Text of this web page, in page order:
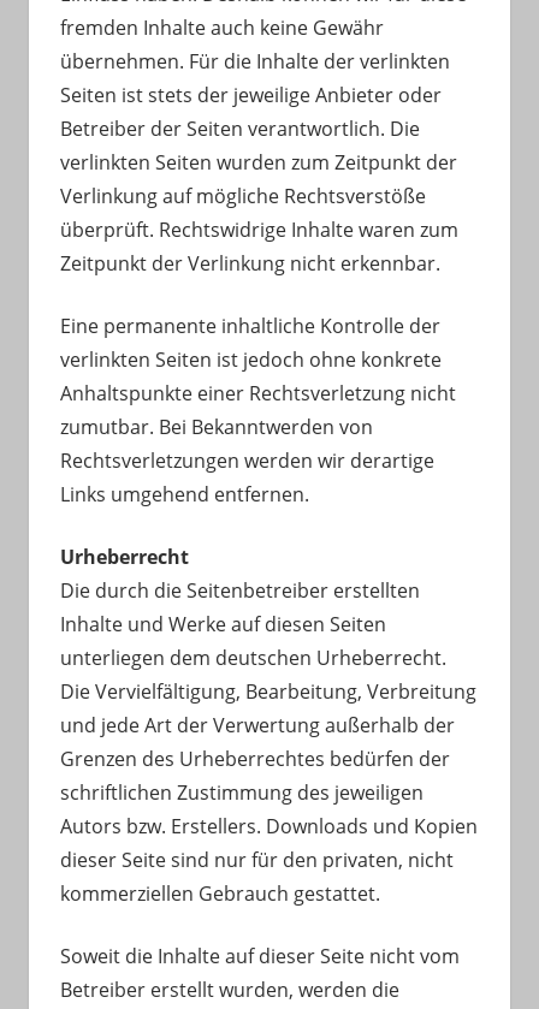
fremden Inhalte auch keine Gewähr
übernehmen. Für die Inhalte der verlinkten
Seiten ist stets der jeweilige Anbieter oder
Betreiber der Seiten verantwortlich. Die
verlinkten Seiten wurden zum Zeitpunkt der
Verlinkung auf mögliche Rechtsverstöße
überprüft. Rechtswidrige Inhalte waren zum
Zeitpunkt der Verlinkung nicht erkennbar.
Eine permanente inhaltliche Kontrolle der
verlinkten Seiten ist jedoch ohne konkrete
Anhaltspunkte einer Rechtsverletzung nicht
zumutbar. Bei Bekanntwerden von
Rechtsverletzungen werden wir derartige
Links umgehend entfernen.
Urheberrecht
Die durch die Seitenbetreiber erstellten
Inhalte und Werke auf diesen Seiten
unterliegen dem deutschen Urheberrecht.
Die Vervielfältigung, Bearbeitung, Verbreitung
und jede Art der Verwertung außerhalb der
Grenzen des Urheberrechtes bedürfen der
schriftlichen Zustimmung des jeweiligen
Autors bzw. Erstellers. Downloads und Kopien
dieser Seite sind nur für den privaten, nicht
kommerziellen Gebrauch gestattet.
Soweit die Inhalte auf dieser Seite nicht vom
Betreiber erstellt wurden, werden die